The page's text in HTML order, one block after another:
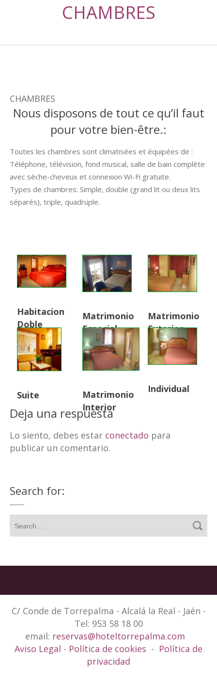
CHAMBRES
CHAMBRES
Nous disposons de tout ce qu’il faut
pour votre bien-être.:
Toutes les chambres sont climatisées et équipées de :
Téléphone, télévision, fond musical, salle de bain complète
avec sèche-cheveux et connexion Wi-Fi gratuite.
Types de chambres: Simple, double (grand lit ou deux lits
séparés), triple, quadruple.
Habitacion
Doble
Matrimonio
Especial
Matrimonio
Exterior
Suite
Matrimonio
Interior
Individual
Deja una respuesta
Lo siento, debes estar conectado para
publicar un comentario.
Search for:
C/ Conde de Torrepalma - Alcalá la Real - Jaén -
Tel: 953 58 18 00
email: reservas@hoteltorrepalma.com
Aviso Legal - Política de cookies - Política de
privacidad